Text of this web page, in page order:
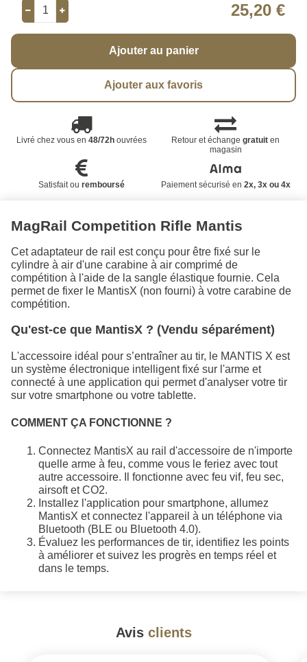
25,20 €
Ajouter au panier
Ajouter aux favoris
Livré chez vous en 48/72houvrées Retour et échangegratuit en
magasin
Satisfait ou remboursé Paiement sécurisé en 2x, 3x ou 4x
MagRail Competition Rifle Mantis
Cet adaptateur de rail est conçu pour être fixé sur le
cylindre à air d'une carabine à air comprimé de
compétition à l'aide de la sangle élastique fournie. Cela
permet de fixer le MantisX (non fourni) à votre carabine de
compétition.
Qu'est-ce que MantisX ? (Vendu séparément)
L'accessoire idéal pour s’entraîner au tir, le MANTIS X est
un système électronique intelligent fixé sur l'arme et
connecté à une application qui permet d'analyser votre tir
sur votre smartphone ou votre tablette.
COMMENT ÇA FONCTIONNE ?
Connectez MantisX au rail d'accessoire de n'importe
quelle arme à feu, comme vous le feriez avec tout
autre accessoire. Il fonctionne avec feu vif, feu sec,
airsoft et CO2.
Installez l'application pour smartphone, allumez
MantisX et connectez l'appareil à un téléphone via
Bluetooth (BLE ou Bluetooth 4.0).
Évaluez les performances de tir, identifiez les points
à améliorer et suivez les progrès en temps réel et
dans le temps.
Avis clients